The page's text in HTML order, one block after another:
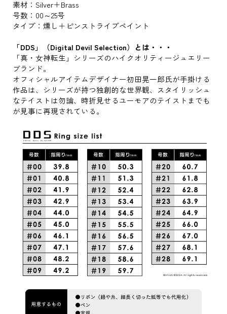
素材：Silver＋Brass
号数：00～25号
タイプ：燻し＋ピンストライプペイント
「DDS」（Digital Devil Selection）とは・・・
「真・女神転生」シリーズのハイクオリティージュエリー
ブランド。
オフィシャルアイテムデザイナー初田晃一郎氏が手掛ける
作品は、シリーズが持つ独創的な世界観、スタイリッシュ
なテイストは勿論、時折見せるユーモアのテイストまでも
が見事に再現されている。